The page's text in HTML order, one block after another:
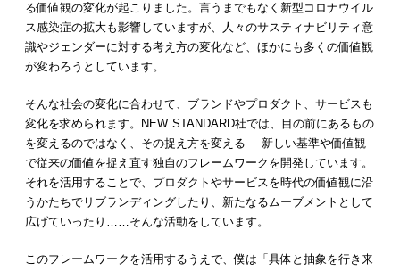
る価値観の変化が起こりました。言うまでもなく新型コロナウイル
ス感染症の拡大も影響していますが、人々のサスティナビリティ意
識やジェンダーに対する考え方の変化など、ほかにも多くの価値観
が変わろうとしています。
そんな社会の変化に合わせて、ブランドやプロダクト、サービスも
変化を求められます。NEW STANDARD社では、目の前にあるもの
を変えるのではなく、その捉え方を変える──新しい基準や価値観
で従来の価値を捉え直す独自のフレームワークを開発しています。
それを活用することで、プロダクトやサービスを時代の価値観に沿
うかたちでリブランディングしたり、新たなるムーブメントとして
広げていったり……そんな活動をしています。
このフレームワークを活用するうえで、僕は「具体と抽象を行き来